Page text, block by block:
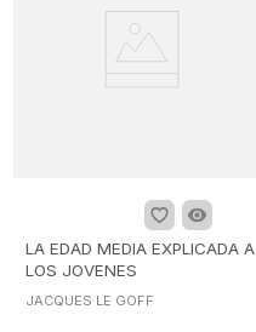
LA EDAD MEDIA EXPLICADA A
LOS JOVENES
JACQUES LE GOFF